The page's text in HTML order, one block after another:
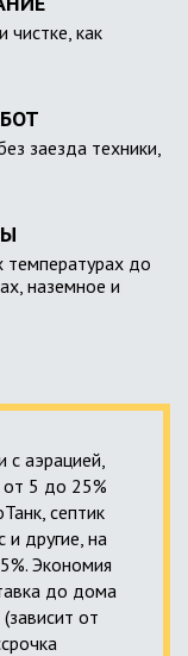
чистке, как
заезда техники,
температурах до
наземное и
с аэрацией,
от 5 до 25%
септик
и другие, на
Экономия
до дома
от